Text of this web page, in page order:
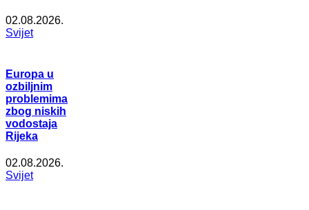
02.08.2026.
Svijet
Europa u
ozbiljnim
problemima
zbog niskih
vodostaja
Rijeka
02.08.2026.
Svijet